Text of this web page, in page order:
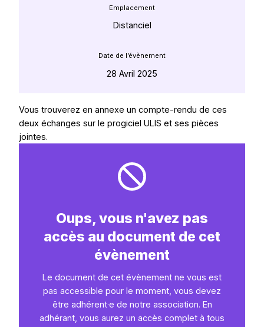
Études
Vous trouverez en annexe un compte-rendu de ces
deux échanges sur le progiciel ULIS et ses pièces
jointes.
Oups, vous n'avez pas
accès au document de cet
évènement
Le document de cet évènement ne vous est
pas accessible pour le moment, vous devez
être adhérent·e de notre association. En
adhérant, vous aurez un accès complet à tous
Emplacement
Distanciel
Date de l’évènement
28 Avril 2025